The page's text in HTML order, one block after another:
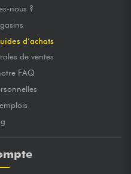
nous ?
d’achats
de ventes
FAQ